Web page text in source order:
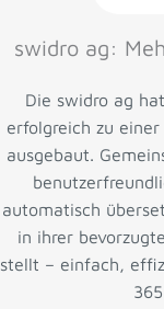
swidro ag:
Die swidro ag
erfolgreich zu
ausgebaut.
automatisch
in ihrer
stellt – einfach,